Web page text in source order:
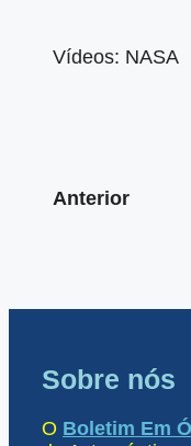
Vídeos: NASA
Anterior
Sobre nós
O Boletim Em